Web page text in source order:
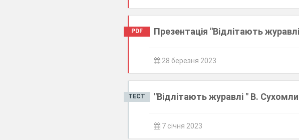
PDF Презентація "Відлітають
28 березня 2023
ТЕСТ "Відлітають журавлі " В.
7 січня 2023